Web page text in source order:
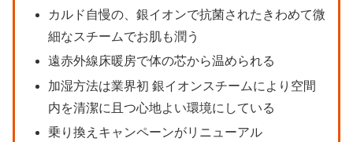
カルド自慢の、銀イオンで抗菌されたきわめて微
細なスチームでお肌も潤う
遠赤外線床暖房で体の芯から温められる
加湿方法は業界初 銀イオンスチームにより空間
内を清潔に且つ心地よい環境にしている
乗り換えキャンペーンがリニューアル